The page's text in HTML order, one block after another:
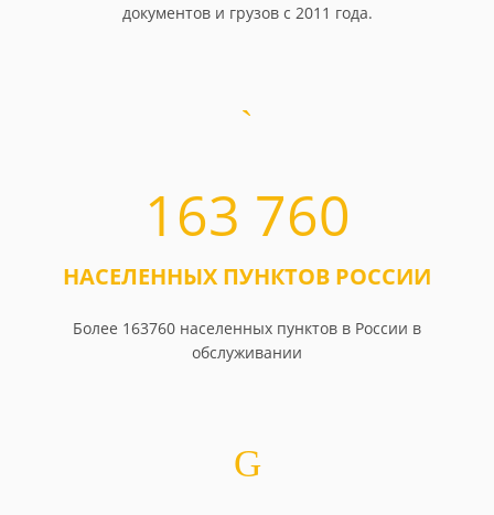
документов и грузов с 2011 года.
163 760
НАСЕЛЕННЫХ ПУНКТОВ РОССИИ
Более 163760 населенных пунктов в России в
обслуживании